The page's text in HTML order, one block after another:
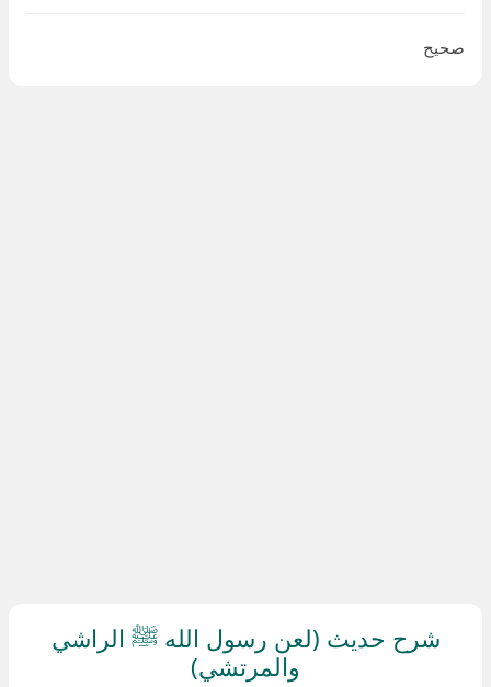
صحيح
شرح حديث (لعن رسول الله ﷺ الراشي
والمرتشي)